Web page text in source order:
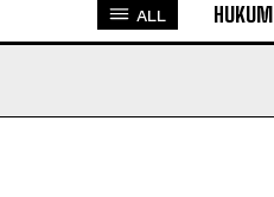
ALL HUKUM